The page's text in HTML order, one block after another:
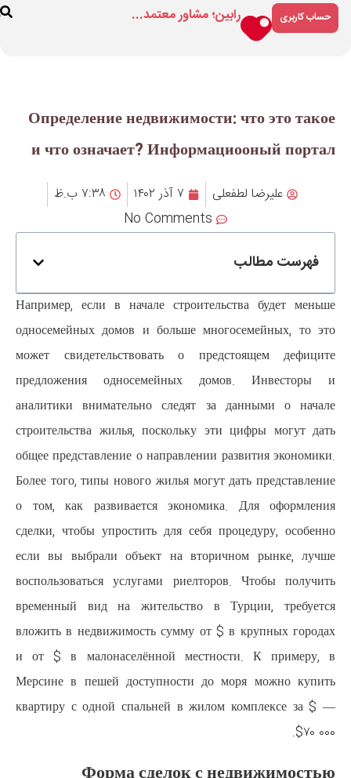
معتمد... فروشگاه
Определение
и что означает?
۷:۳۸ ب.ظ
Например, если в начале
односемейных домов и больше
может свидетельствовать о
предложения
аналитики внимательно
строительства жилья,
общее представление о
Более того, типы нового жилья
о том, как развивается
сделки, чтобы упростить для
если вы выбрали объект на
воспользоваться услугами
временный вид на
вложить в недвижимость сумму
и от $ в малонаселённой
Мерсине в пешей доступности
квартиру с одной спальней в